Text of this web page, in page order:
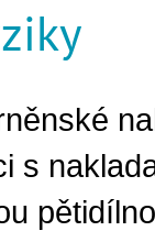
s